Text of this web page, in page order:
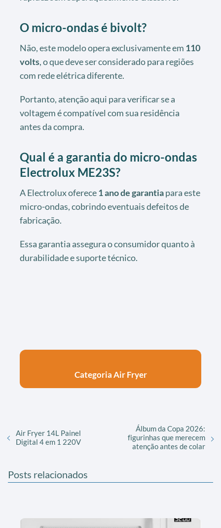
O micro-ondas é bivolt?
Não, este modelo opera exclusivamente em 110
volts, o que deve ser considerado para regiões
com rede elétrica diferente.
Portanto, atenção aqui para verificar se a
voltagem é compatível com sua residência
antes da compra.
Qual é a garantia do micro-ondas
Electrolux ME23S?
A Electrolux oferece1 ano de garantiapara este
micro-ondas, cobrindo eventuais defeitos de
fabricação.
Essa garantia assegura o consumidor quanto à
durabilidade e suporte técnico.
Categoria Air Fryer
Air Fryer 14L Painel
Digital 4 em 1 220V
Álbum da Copa 2026:
figurinhas que merecem
atenção antes de colar
Posts relacionados